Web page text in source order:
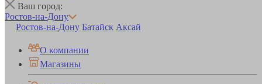
Ваш город:
Ростов-на-Дону
Ростов-на-Дону Батайск Аксай
О компании
Магазины